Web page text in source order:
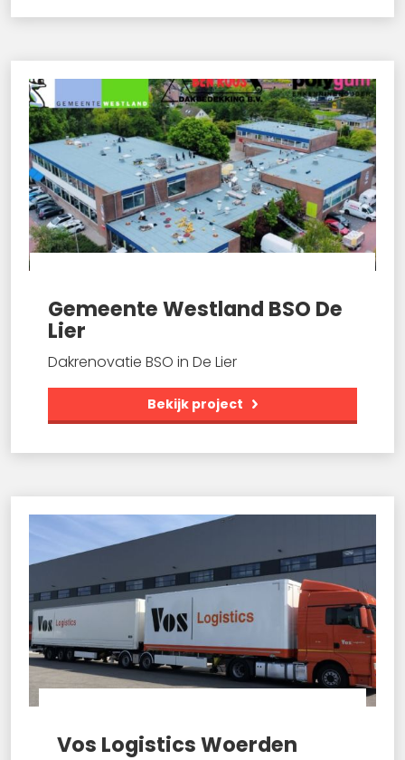
Gemeente Westland BSO De
Lier
Dakrenovatie BSO in De Lier
Bekijk project
Vos Logistics Woerden